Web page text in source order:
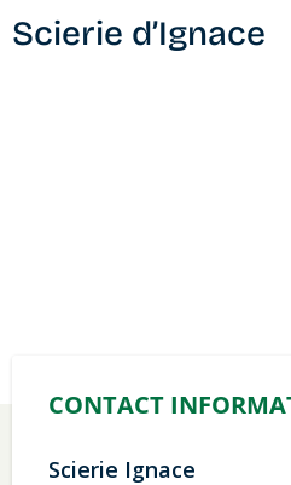
Scierie d’Ignace
CONTACT
Scierie Ignace